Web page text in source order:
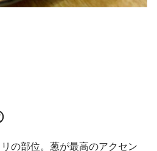
の部位。葱が最高のアクセン